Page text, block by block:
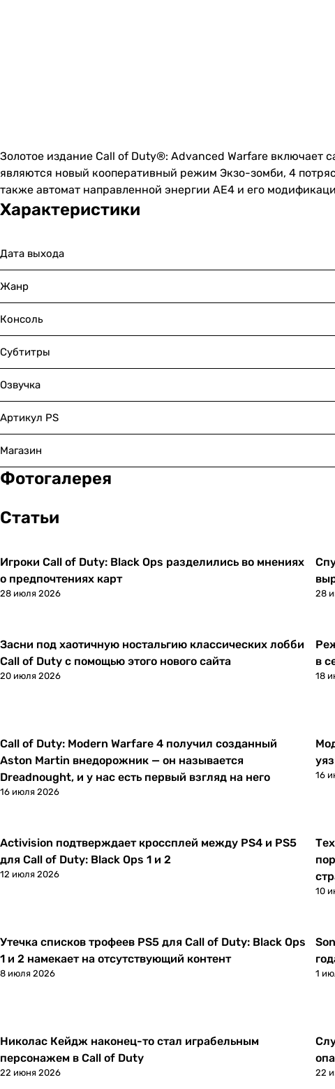
Золотое издание Call of Duty®: Advanced Warfare включает
являются новый кооперативный режим Экзо-зомби, 4
также автомат направленной энергии AE4 и его
Характеристики
Дата выхода
Жанр
Консоль
Субтитры
Озвучка
Артикул PS
Магазин
Фотогалерея
Статьи
Новости
Игроки Call of Duty: Black Ops разделились во мнениях
о предпочтениях карт
28 июля 2026 28
Новости
Засни под хаотичную ностальгию классических лобби
Call of Duty с помощью этого нового сайта
20 июля 2026
в
18
Новости
Call of Duty: Modern Warfare 4 получил созданный
Aston Martin внедорожник — он называется
Dreadnought, и у нас есть первый взгляд на него
16 июля 2026
16
Новости
Activision подтверждает кроссплей между PS4 и PS5
для Call of Duty: Black Ops 1 и 2
12 июля 2026
10
Новости
Утечка списков трофеев PS5 для Call of Duty: Black Ops
1 и 2 намекает на отсутствующий контент
8 июля 2026 1
Новости
Николас Кейдж наконец-то стал играбельным
персонажем в Call of Duty
22 июня 2026 22